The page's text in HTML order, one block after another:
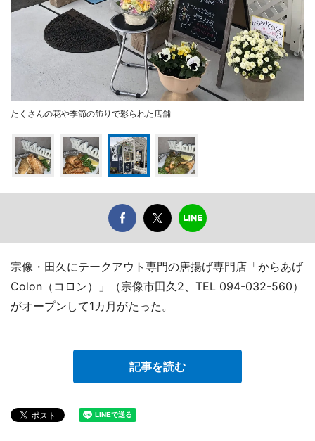
たくさんの花や季節の飾りで彩られた店舗
宗像・田久にテークアウト専門の唐揚げ専門店「からあげ
Colon（コロン）」（宗像市田久2、TEL 094-032-560）
がオープンして1カ月がたった。
記事を読む